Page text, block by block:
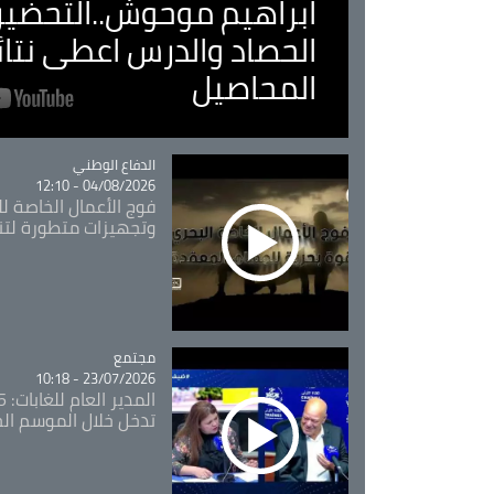
ابراهيم
الحصاد والدرس اعطى
المحاصيل
Catégorie
الدفاع الوطني
04/08/2026 - 12:10
فوج الأعمال الخاصة
وتجهيزات متطورة
Catégorie
مجتمع
23/07/2026 - 10:18
تدخل خلال الموسم